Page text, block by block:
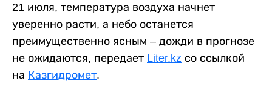
21 июля, температура воздуха начнет
уверенно расти, а небо останется
преимущественно ясным – дожди в прогнозе
не ожидаются, передает Liter.kz со ссылкой
на Казгидромет.